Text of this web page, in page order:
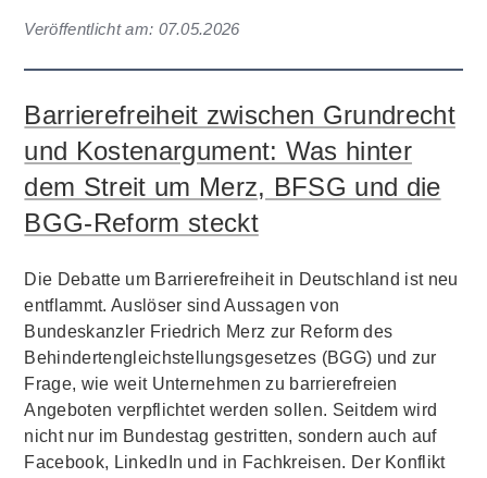
Veröffentlicht am: 07.05.2026
Barrierefreiheit zwischen Grundrecht
und Kostenargument: Was hinter
dem Streit um Merz, BFSG und die
BGG-Reform steckt
Die Debatte um Barrierefreiheit in Deutschland ist neu
entflammt. Auslöser sind Aussagen von
Bundeskanzler Friedrich Merz zur Reform des
Behindertengleichstellungsgesetzes (BGG) und zur
Frage, wie weit Unternehmen zu barrierefreien
Angeboten verpflichtet werden sollen. Seitdem wird
nicht nur im Bundestag gestritten, sondern auch auf
Facebook, LinkedIn und in Fachkreisen. Der Konflikt